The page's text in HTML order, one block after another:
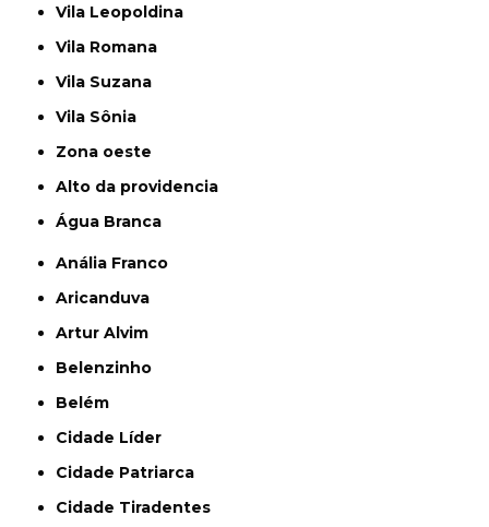
Vila Leopoldina
Vila Romana
Vila Suzana
Vila Sônia
Zona oeste
alto da providencia
Água Branca
Anália Franco
Aricanduva
Artur Alvim
Belenzinho
Belém
Cidade Líder
Cidade Patriarca
Cidade Tiradentes